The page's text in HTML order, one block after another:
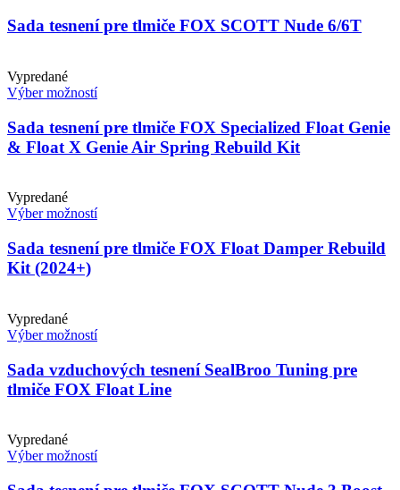
Sada tesnení pre tlmiče FOX SCOTT Nude 6/6T
Vypredané
Výber možností
Sada tesnení pre tlmiče FOX Specialized Float Genie
& Float X Genie Air Spring Rebuild Kit
Vypredané
Výber možností
Sada tesnení pre tlmiče FOX Float Damper Rebuild
Kit (2024+)
Vypredané
Výber možností
Sada vzduchových tesnení SealBroo Tuning pre
tlmiče FOX Float Line
Vypredané
Výber možností